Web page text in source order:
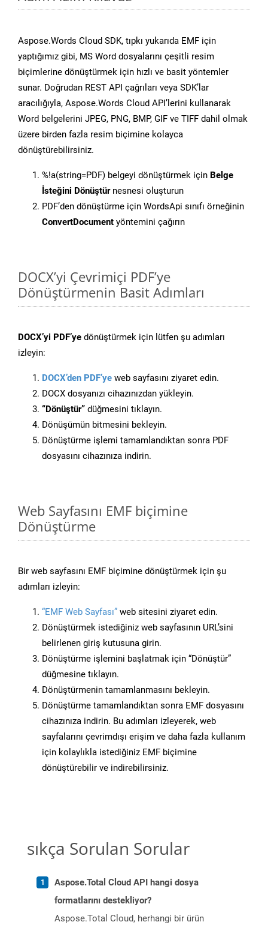
Aspose.Words Cloud SDK, tıpkı yukarıda EMF için
yaptığımız gibi, MS Word dosyalarını çeşitli resim
biçimlerine dönüştürmek için hızlı ve basit yöntemler
sunar. Doğrudan REST API çağrıları veya SDK’lar
aracılığıyla, Aspose.Words Cloud API’lerini kullanarak
Word belgelerini JPEG, PNG, BMP, GIF ve TIFF dahil olmak
üzere birden fazla resim biçimine kolayca
dönüştürebilirsiniz.
%!a(string=PDF) belgeyi dönüştürmek için Belge
İsteğini Dönüştürnesnesi oluşturun
PDF’den dönüştürme için WordsApi sınıfı örneğinin
ConvertDocument yöntemini çağırın
DOCX’yi Çevrimiçi PDF’ye
Dönüştürmenin Basit Adımları
DOCX’yi PDF’ye dönüştürmek için lütfen şu adımları
izleyin:
DOCX’den PDF’ye web sayfasını ziyaret edin.
DOCX dosyanızı cihazınızdan yükleyin.
“Dönüştür” düğmesini tıklayın.
Dönüşümün bitmesini bekleyin.
Dönüştürme işlemi tamamlandıktan sonra PDF
dosyasını cihazınıza indirin.
Web Sayfasını EMF biçimine
Dönüştürme
Bir web sayfasını EMF biçimine dönüştürmek için şu
adımları izleyin:
“EMF Web Sayfası” web sitesini ziyaret edin.
Dönüştürmek istediğiniz web sayfasının URL’sini
belirlenen giriş kutusuna girin.
Dönüştürme işlemini başlatmak için “Dönüştür”
düğmesine tıklayın.
Dönüştürmenin tamamlanmasını bekleyin.
Dönüştürme tamamlandıktan sonra EMF dosyasını
cihazınıza indirin. Bu adımları izleyerek, web
sayfalarını çevrimdışı erişim ve daha fazla kullanım
için kolaylıkla istediğiniz EMF biçimine
dönüştürebilir ve indirebilirsiniz.
sıkça Sorulan Sorular
Aspose.Total Cloud API hangi dosya
formatlarını destekliyor?
Aspose.Total Cloud, herhangi bir ürün